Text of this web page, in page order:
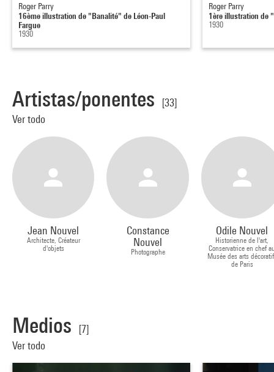
Roger Parry
16ème illustration de "Banalité" de Léon-Paul
Fargue
1930
Roger Parry
1ère illustration de
1930
Artistas/ponentes
[33]
Ver todo
Jean Nouvel
Architecte, Créateur
d'objets
Constance
Nouvel
Photographe
Odile Nouvel
Historienne de l'art,
Conservatrice en chef
Musée des arts
de Paris
Medios
[7]
Ver todo